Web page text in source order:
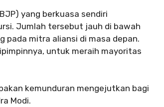
yang berkuasa sendiri
Jumlah tersebut jauh di bawah
pada mitra aliansi di masa depan.
untuk meraih mayoritas
kemunduran mengejutkan bagi
Modi.